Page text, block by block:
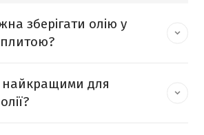
зберігати олію у
найкращими для